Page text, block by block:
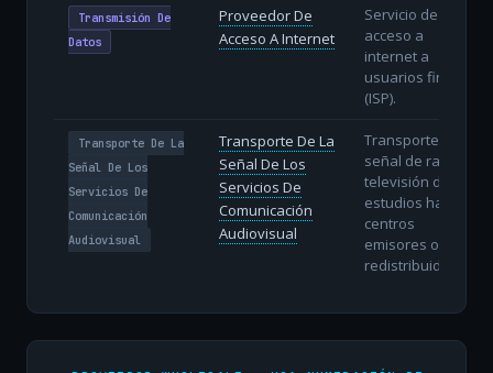
Transmisión De
Datos
Proveedor De
Acceso A Internet
Servicio de
acceso a
internet a
usuarios finales
(ISP).
Transporte De La
Señal De Los
Servicios De
Comunicación
Audiovisual
Transporte De La
Señal De Los
Servicios De
Comunicación
Audiovisual
Transporte de la
señal de radio y
televisión desde
estudios hasta
centros
emisores o
redistribuidores.